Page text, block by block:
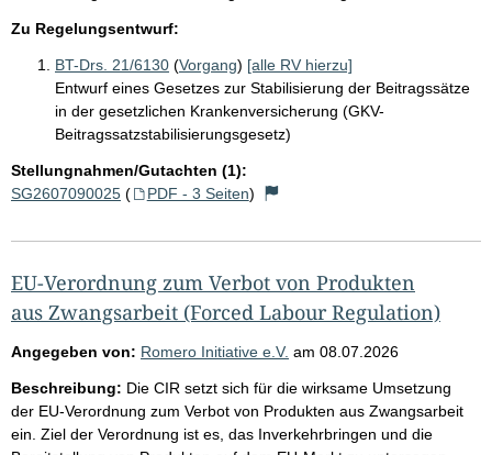
Zu Regelungsentwurf:
BT-Drs. 21/6130 (Vorgang) [alle RV hierzu]
Entwurf eines Gesetzes zur Stabilisierung der Beitragssätze
in der gesetzlichen Krankenversicherung (GKV-
Beitragssatzstabilisierungsgesetz)
Stellungnahmen/Gutachten (1):
SG2607090025 ( PDF - 3 Seiten)
EU-Verordnung zum Verbot von Produkten
aus Zwangsarbeit (Forced Labour Regulation)
Angegeben von: Romero Initiative e.V. am 08.07.2026
Beschreibung: Die CIR setzt sich für die wirksame Umsetzung
der EU-Verordnung zum Verbot von Produkten aus Zwangsarbeit
ein. Ziel der Verordnung ist es, das Inverkehrbringen und die